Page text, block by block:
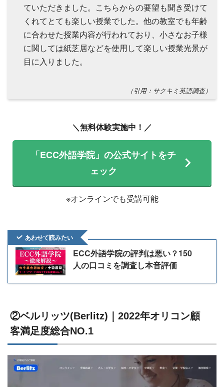
ていただきました。こちらからの要望も聞き受けて
くれてとても楽しい授業でした。他の教室でも年齢
に合わせた授業内容が行われており、小さなお子様
に関しては紙芝居などを使用して楽しい授業光景が
目に入りました。
（引用：サクキミ英語調査）
＼無料体験実施中！／
「ECC外語学院」の公式サイトをチ
ェック
※オンラインでも受講可能
あわせて読みたい
ECC外語学院の評判は悪い？150
人の口コミを調査し本音評価
②ベルリッツ(Berlitz)｜2022年オリコン顧
客満足度総合NO.1